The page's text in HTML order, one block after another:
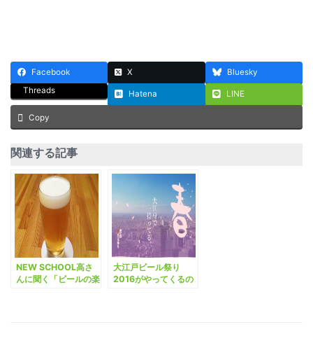
Facebook X
Bluesky
Threads
Hatena LINE
Copy
関連する記事
NEW SCHOOL高さ
んに聞く「ビールの楽
大江戸ビール祭り
2016がやってくるの